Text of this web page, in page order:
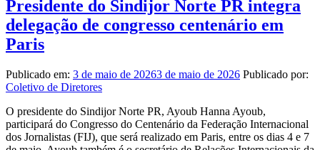
Presidente do Sindijor Norte PR integra
delegação de congresso centenário em
Paris
Publicado em: 3 de maio de 20263 de maio de 2026 Publicado por:
Coletivo de Diretores
O presidente do Sindijor Norte PR, Ayoub Hanna Ayoub,
participará do Congresso do Centenário da Federação Internacional
dos Jornalistas (FIJ), que será realizado em Paris, entre os dias 4 e 7